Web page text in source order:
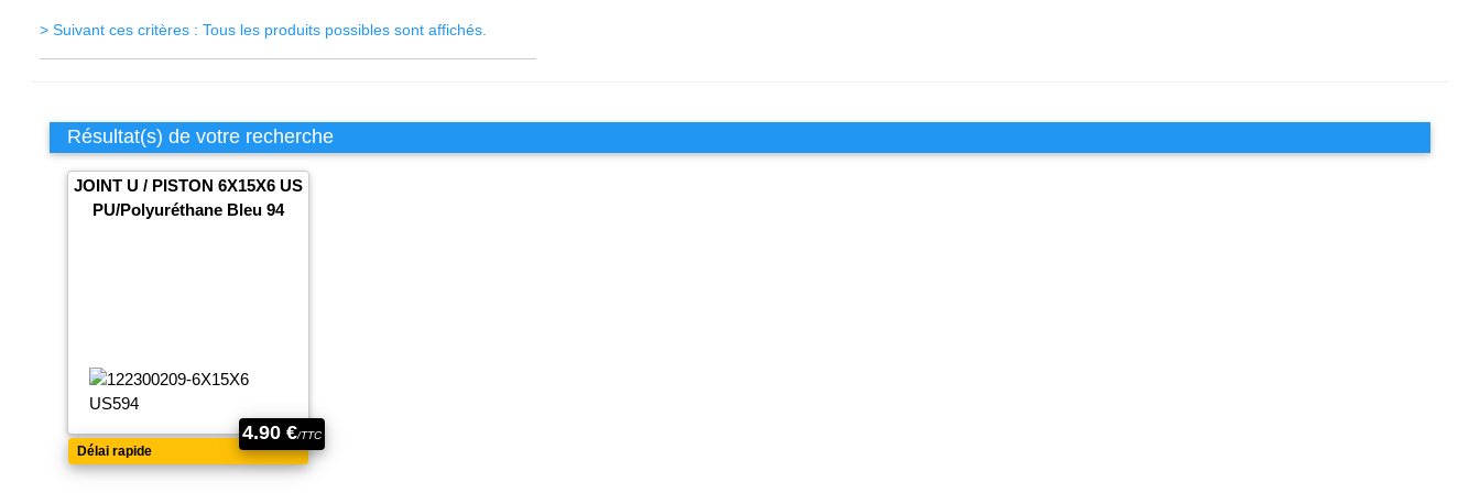
> Suivant ces critères : Tous les produits possibles sont affichés.
Résultat(s) de votre recherche
JOINT U / PISTON 6X15X6 US
PU/Polyuréthane Bleu 94
Délai rapide
4.90 €/TTC